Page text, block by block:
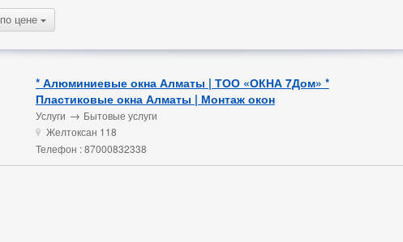
по цене {
* Алюминиевые окна Алматы | ТОО «ОКНА 7Дом» *
Пластиковые окна Алматы | Монтаж окон
Услуги → Бытовые услуги
u Желтоксан 118
Телефон : 87000832338